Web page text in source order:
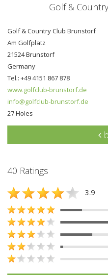
Golf &
Golf & Country Club Brunstorf
Am Golfplatz
21524 Brunstorf
Germany
Tel.: +49 4151 867 878
www.golfclub-brunstorf.de
info@golfclub-brunstorf.de
27 Holes
40 Ratings
3.9